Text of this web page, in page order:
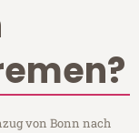
von Bonn nach